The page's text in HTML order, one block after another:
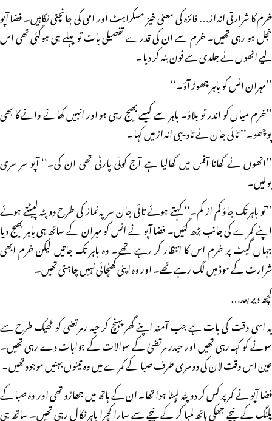
خرم کا شرارتی انداز… فائزہ کی معنی خیز مسکراہٹ اور امی کی جانچتی نگاہیں۔ فضا آپو
خجل ہو رہی تھیں۔ خرم سے ان کی قدرے تفصیلی بات تو پہلے ہی ہوگئی تھی اس
لیے انھوں نے جلدی سے فون بند کر دیا۔
’’مہران انس کو باہر چھوڑ آؤ۔‘‘
’’خرم میاں کو اندر تو بلاؤ۔ باہر سے کیسے بھیج رہی ہو اور انہیں کھانے وانے کا بھی
پوچھو۔‘‘ تائی جان نے تادیبی انداز میں کہا۔
’’انھوں نے کھانا آفس میں کھالیا ہے آج کوئی پارٹی تھی ان کی۔‘‘ آپو سر سری
بولیں۔
’’تو باہر تک جاؤ کم از کم۔‘‘ کہتے ہوئے تائی جان سرپہ نماز کی طرح دو پٹہ لپیٹتے ہوئے
اپنے کمرے کی جانب بڑھ گئیں۔ فضا آپو نے انس کو مہران کے ساتھ ہی باہر بھیج دیا
جہاں گیٹ پر خرم اس کا انتظار کر رہے تھے۔ وہ باہر تک جاتیں لیکن خرم ابھی
شرارت کے موڈ میں لگ رہے تھے۔ اور وہ اپنی کھنچائی نہیں چاہتی تھیں۔
کچھ دیر بعد…
یہ اسی وقت کی بات ہے جب آمنہ اپنے گھر پہنچ کر حید رمرتضی کو ٹھیک طرح سے
سونے کو کہہ رہی تھیں اور حیدر مرتضیٰ کے سوالات کے جوابات دے رہی تھیں۔
عین اس وقت لان کی دوسری طرف صبا کے کمرے میں وہ تینوں بہنیں موجود تھیں۔
فضا آپو نے کمر پر کس کر دو پٹہ لپیٹا ہوا تھا۔ ان کے ہاتھ میں جھاڑو تھی اور وہ صبا کے
پلنگ کے نیچے جھکی ہاتھ لمبا کر کے نیچے سے سارا کچرا باہر نکال رہی تھیں۔ ساتھ ہی